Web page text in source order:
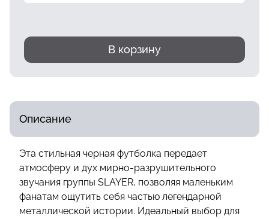
В корзину
Описание
Эта стильная черная футболка передает
атмосферу и дух мирно-разрушительного
звучания группы SLAYER, позволяя маленьким
фанатам ощутить себя частью легендарной
металлической истории. Идеальный выбор для